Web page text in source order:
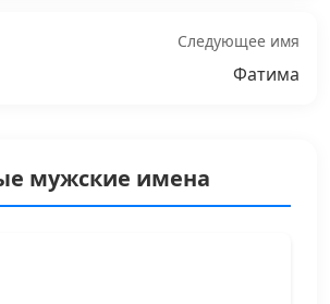
Следующее имя
Фатима
мужские имена